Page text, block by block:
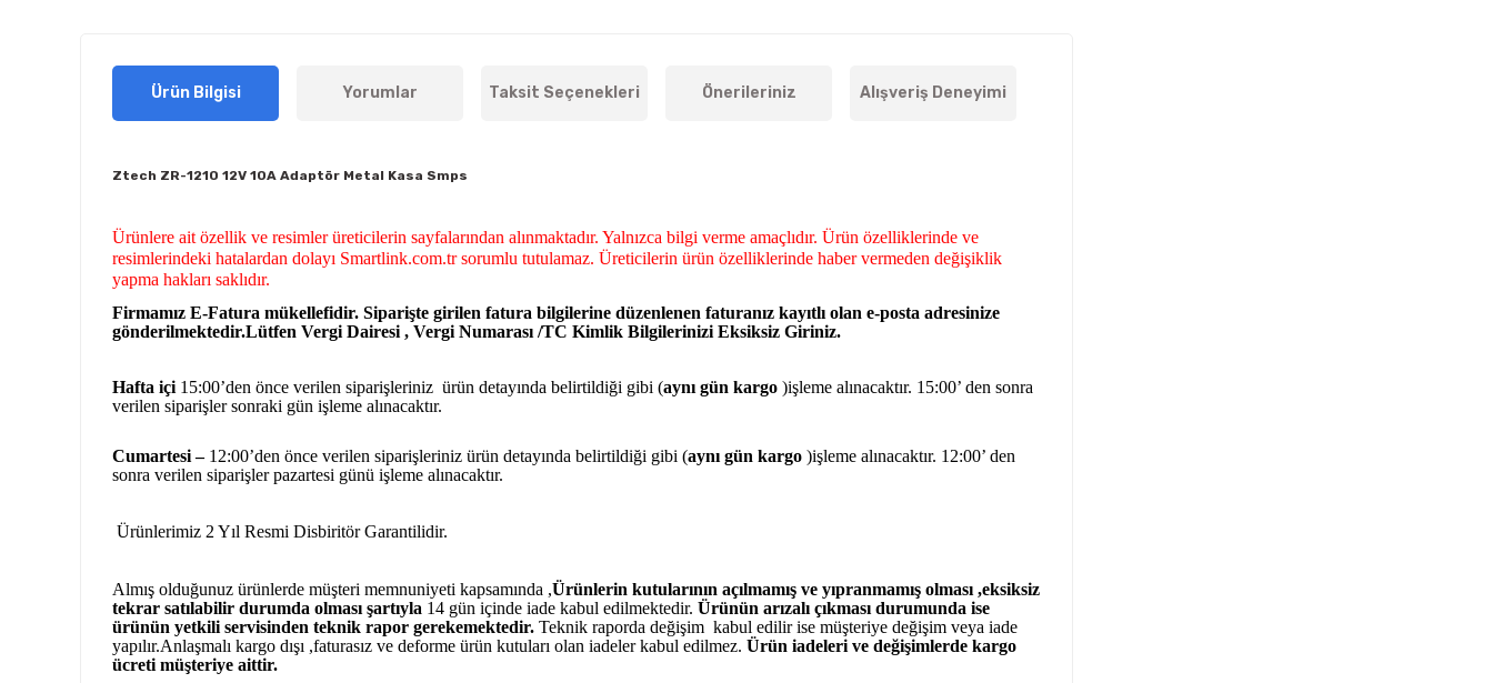
Ürün Bilgisi Yorumlar Taksit Seçenekleri Önerileriniz Alışveriş Deneyimi
Ztech ZR-1210 12V 10A Adaptör Metal Kasa Smps
Ürünlere ait özellik ve resimler üreticilerin sayfalarından alınmaktadır. Yalnızca bilgi verme amaçlıdır. Ürün özelliklerinde ve
resimlerindeki hatalardan dolayı Smartlink.com.tr sorumlu tutulamaz. Üreticilerin ürün özelliklerinde haber vermeden değişiklik
yapma hakları saklıdır.
Firmamız E-Fatura mükellefidir. Siparişte girilen fatura bilgilerine düzenlenen faturanız kayıtlı olan e-posta adresinize
gönderilmektedir.Lütfen Vergi Dairesi , Vergi Numarası /TC Kimlik Bilgilerinizi Eksiksiz Giriniz.
Hafta içi 15:00’den önce verilen siparişleriniz ürün detayında belirtildiği gibi (aynı gün kargo )işleme alınacaktır. 15:00’ den sonra
verilen siparişler sonraki gün işleme alınacaktır.
Cumartesi – 12:00’den önce verilen siparişleriniz ürün detayında belirtildiği gibi (aynı gün kargo )işleme alınacaktır. 12:00’ den
sonra verilen siparişler pazartesi günü işleme alınacaktır.
Ürünlerimiz 2 Yıl Resmi Disbiritör Garantilidir.
Almış olduğunuz ürünlerde müşteri memnuniyeti kapsamında ,Ürünlerin kutularının açılmamış ve yıpranmamış olması ,eksiksiz
tekrar satılabilir durumda olması şartıyla 14 gün içinde iade kabul edilmektedir. Ürünün arızalı çıkması durumunda ise
ürünün yetkili servisinden teknik rapor gerekemektedir. Teknik raporda değişim kabul edilir ise müşteriye değişim veya iade
yapılır.Anlaşmalı kargo dışı ,faturasız ve deforme ürün kutuları olan iadeler kabul edilmez. Ürün iadeleri ve değişimlerde kargo
ücreti müşteriye aittir.